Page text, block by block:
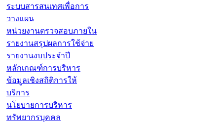
ระบบสารสนเทศเพื่อการ
วางแผน
หน่วยงานตรวจสอบภายใน
รายงานสรุปผลการใช้จ่าย
รายงานงบประจำปี
หลักเกณฑ์การบริหาร
ข้อมูลเชิงสถิติการให้
บริการ
นโยบายการบริหาร
ทรัพยากรบุคคล